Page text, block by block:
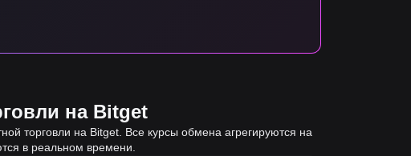
на Bitget
торговли на Bitget. Все курсы обмена агрегируются на
в реальном времени.